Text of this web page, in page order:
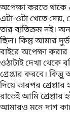
অপেক্ষা করতে থাকে
এটা-ওটা খেতে দেয়,
তার ব্যতিক্রম নই।
ছিল। কিন্তু আমার
বাইরে অপেক্ষা
ওঠাটাই দেখা থেকে
গ্রেপ্তার করবে।
দিয়ে তারপর
রাতেই আমি গ্রেপ্তার
আমারও মনে দাগ